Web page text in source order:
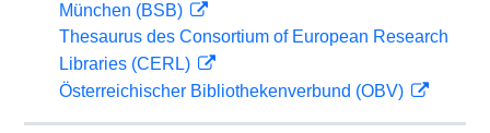
München (BSB)
Thesaurus des Consortium of European Research
Libraries (CERL)
Österreichischer Bibliothekenverbund (OBV)